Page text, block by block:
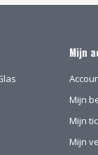
Mijn
Mijn
Mijn
Mijn